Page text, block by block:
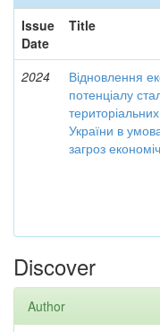
Issue
Date
Title
2024
Відновлення
потенціалу
України в
загроз
Discover
Author